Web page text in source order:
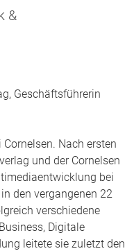
&
Geschäftsführerin
Nach ersten
und der Cornelsen
bei
den vergangenen 22
verschiedene
Digitale
leitete sie zuletzt den